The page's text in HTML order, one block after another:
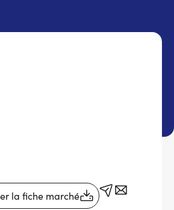
la fiche marché